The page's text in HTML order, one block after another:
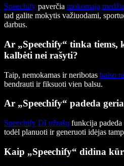
Speechify paverčia mokomąją
tad galite mokytis važiuodami,
darbus.
Ar „Speechify“ tinka tiems,
kalbėti nei rašyti?
Taip, nemokamas ir neribotas balso
bendrauti ir fiksuoti vien balsu.
Ar „Speechify“ padeda
Speechify DI užrašų funkcija
todėl planuoti ir generuoti idėjas
Kaip „Speechify“ didina